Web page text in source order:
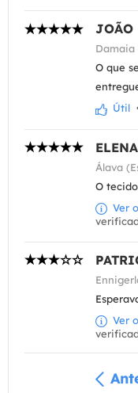
JOÃO
O que
Útil
ELENA
Álava
O
Ver
Ver